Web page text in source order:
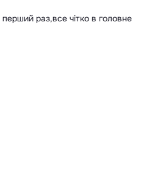
раз,все чітко в головне